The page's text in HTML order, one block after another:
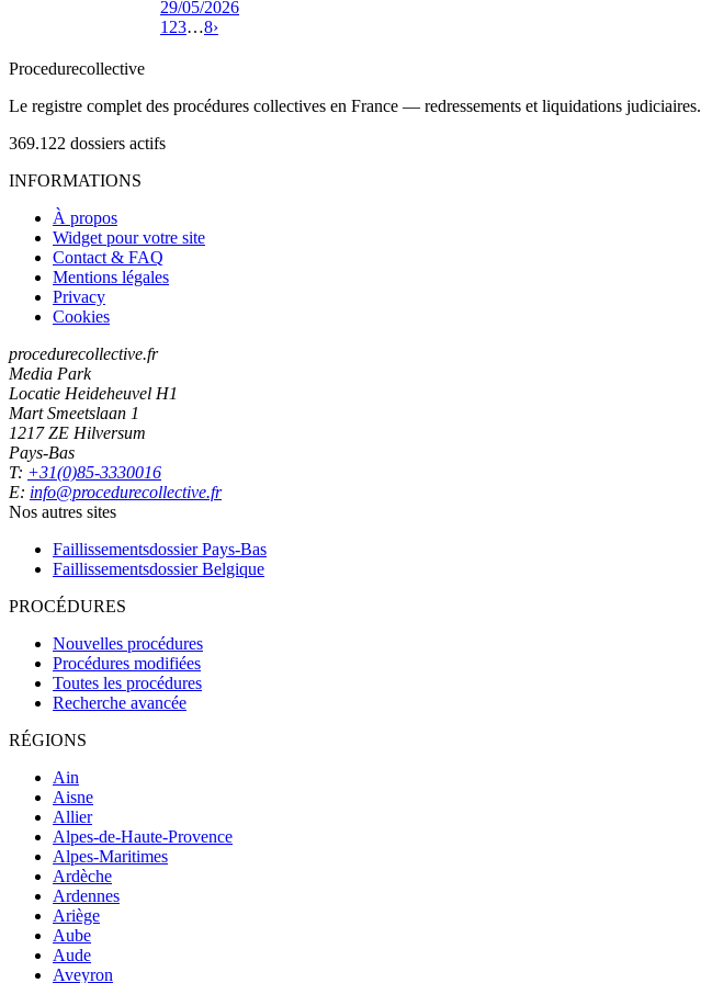
29/05/2026
1 23…8›
Procedurecollective
Le registre complet des procédures collectives en France — redressements et liquidations judiciaires.
369.122 dossiers actifs
INFORMATIONS
À propos
Widget pour votre site
Contact & FAQ
Mentions légales
Privacy
Cookies
procedurecollective.fr
Media Park
Locatie Heideheuvel H1
Mart Smeetslaan 1
1217 ZE Hilversum
Pays-Bas
T: +31(0)85-3330016
E: info@procedurecollective.fr
Nos autres sites
Faillissementsdossier Pays-Bas
Faillissementsdossier Belgique
PROCÉDURES
Nouvelles procédures
Procédures modifiées
Toutes les procédures
Recherche avancée
RÉGIONS
Ain
Aisne
Allier
Alpes-de-Haute-Provence
Alpes-Maritimes
Ardèche
Ardennes
Ariège
Aube
Aude
Aveyron